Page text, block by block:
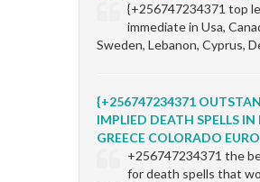
{+256747234371 top
immediate in Usa,
Sweden, Lebanon, Cyprus,
{+256747234371
IMPLIED DEATH SPELLS
GREECE COLORADO
+256747234371 the
for death spells that